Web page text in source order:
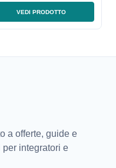
VEDI PRODOTTO
a offerte, guide e
integratori e